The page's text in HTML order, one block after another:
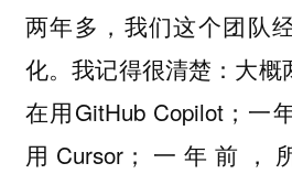
两年多，我们这个团队
化。我记得很清楚：大概
在用GitHub Copilot；一
用Cursor；一年前，